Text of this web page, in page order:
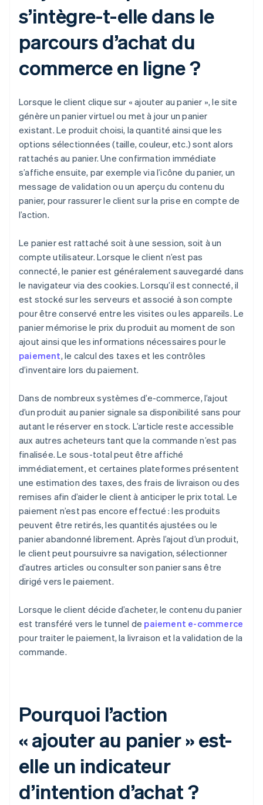
s’intègre-t-elle dans le
parcours d’achat du
commerce en ligne ?
Lorsque le client clique sur « ajouter au panier », le site
génère un panier virtuel ou met à jour un panier
existant. Le produit choisi, la quantité ainsi que les
options sélectionnées (taille, couleur, etc.) sont alors
rattachés au panier. Une confirmation immédiate
s’affiche ensuite, par exemple via l’icône du panier, un
message de validation ou un aperçu du contenu du
panier, pour rassurer le client sur la prise en compte de
l’action.
Le panier est rattaché soit à une session, soit à un
compte utilisateur. Lorsque le client n’est pas
connecté, le panier est généralement sauvegardé dans
le navigateur via des cookies. Lorsqu’il est connecté, il
est stocké sur les serveurs et associé à son compte
pour être conservé entre les visites ou les appareils. Le
panier mémorise le prix du produit au moment de son
ajout ainsi que les informations nécessaires pour le
paiement, le calcul des taxes et les contrôles
d’inventaire lors du paiement.
Dans de nombreux systèmes d’e-commerce, l’ajout
d’un produit au panier signale sa disponibilité sans pour
autant le réserver en stock. L’article reste accessible
aux autres acheteurs tant que la commande n’est pas
finalisée. Le sous-total peut être affiché
immédiatement, et certaines plateformes présentent
une estimation des taxes, des frais de livraison ou des
remises afin d’aider le client à anticiper le prix total. Le
paiement n’est pas encore effectué : les produits
peuvent être retirés, les quantités ajustées ou le
panier abandonné librement. Après l’ajout d’un produit,
le client peut poursuivre sa navigation, sélectionner
d’autres articles ou consulter son panier sans être
dirigé vers le paiement.
Lorsque le client décide d’acheter, le contenu du panier
est transféré vers le tunnel de paiement e-commerce
pour traiter le paiement, la livraison et la validation de la
commande.
Pourquoi l’action
« ajouter au panier » est-
elle un indicateur
d’intention d’achat ?